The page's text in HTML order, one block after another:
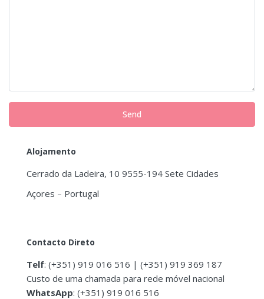
Alojamento
Cerrado da Ladeira, 10 9555-194 Sete Cidades
Açores – Portugal
Contacto Direto
Telf: (+351) 919 016 516‬ | (+351) 919 369 187
Custo de uma chamada para rede móvel nacional
WhatsApp: (+351) 919 016 516